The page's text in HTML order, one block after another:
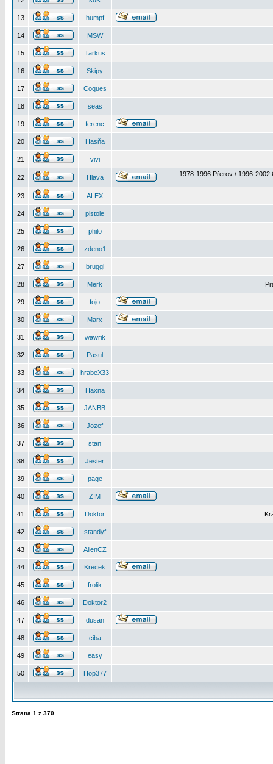
13 humpf
14 MSW
15 Tarkus
16 Skipy
17 Coques
18 seas
19 ferenc
20 Hasňa
21 vivi
22 Hlava 1978-1996 Přerov / 1996-2002
23 ALEX
24 pistole
25 philo
26 zdeno1
27 bruggi
28 Merk
29 fojo
30 Marx
31 wawrik
32 Pasul
33 hrabeX33
34 Haxna
35 JANBB
36 Jozef
37 stan
38 Jester
39 page
40 ZIM
41 Doktor
42 standyf
43 AlienCZ
44 Krecek
45 frolik
46 Doktor2
47 dusan
48 ciba
49 easy
50 Hop377
Strana 1 z 370